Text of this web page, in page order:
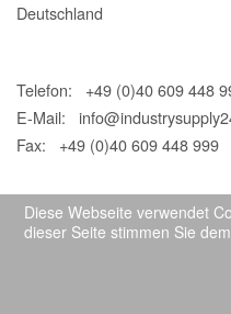
Deutschland
Telefon: +49 (0)40 609 448
E-Mail:
Fax: +49 (0)40 609 448 999
Diese Webseite verwendet
dieser Seite stimmen Sie